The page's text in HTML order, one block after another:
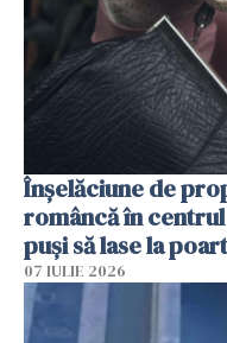
Înșelăciune de
româncă în
puși să lase la
07 IULIE 2026